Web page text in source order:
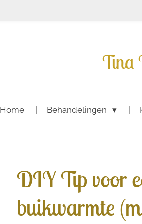
Tina
Home Behandelingen
DIY Tip voor
buikwarmte